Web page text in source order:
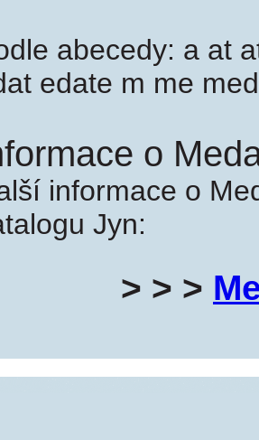
abecedy: a at
edate m me
o
informace o
Jyn:
> > >